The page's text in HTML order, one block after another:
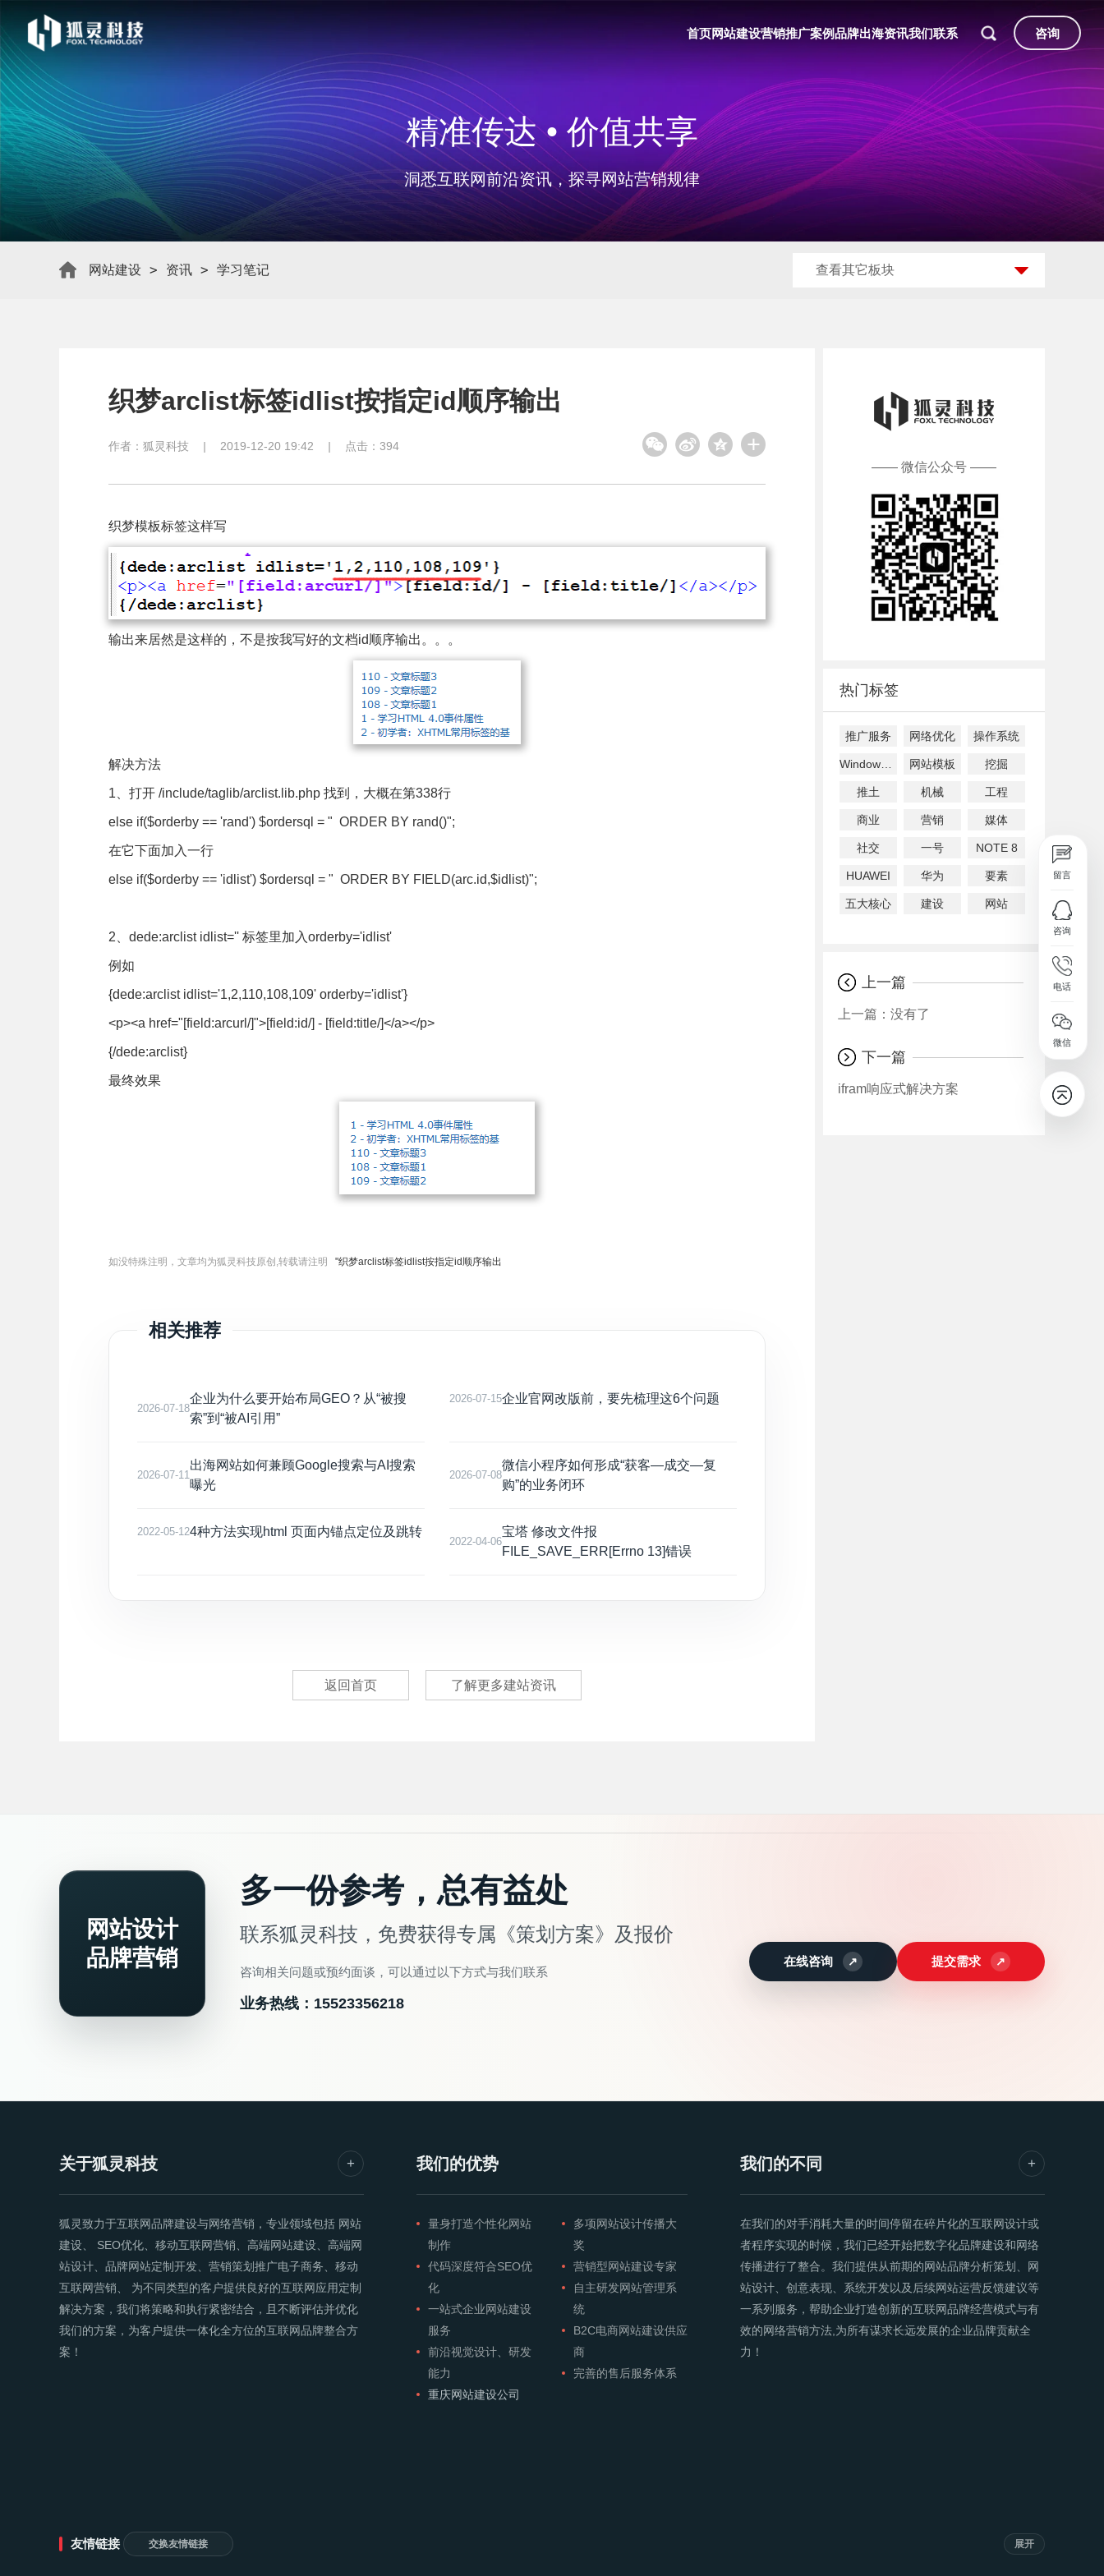
咨询
首页网站建设营销推广案例品牌出海资讯我们联系
精准传达 • 价值共享
洞悉互联网前沿资讯，探寻网站营销规律
网站建设 > 资讯 > 学习笔记 查看其它板块
织梦arclist标签idlist按指定id顺序输出
作者： 狐灵科技 | 2019-12-20 19:42 | 点击： 394
织梦模板标签这样写
输出来居然是这样的，不是按我写好的文档id顺序输出。。。
解决方法
1、打开 /include/taglib/arclist.lib.php 找到，大概在第338行
else if($orderby == 'rand') $ordersql = " ORDER BY rand()";
在它下面加入一行
else if($orderby == 'idlist') $ordersql = " ORDER BY FIELD(arc.id,$idlist)";
2、dede:arclist idlist='' 标签里加入orderby='idlist'
例如
{dede:arclist idlist='1,2,110,108,109' orderby='idlist'}
<p><a href="[field:arcurl/]">[field:id/] - [field:title/]</a></p>
{/dede:arclist}
最终效果
如没特殊注明，文章均为狐灵科技原创,转载请注明 "织梦arclist标签idlist按指定id顺序输出
相关推荐
2026-07-18
企业为什么要开始布局GEO？从“被搜
索”到“被AI引用”
2026-07-15企业官网改版前，要先梳理这6个问题
2026-07-11
出海网站如何兼顾Google搜索与AI搜索
曝光
2026-07-08
微信小程序如何形成“获客—成交—复
购”的业务闭环
2022-05-124种方法实现html 页面内锚点定位及跳转
2022-04-06
宝塔 修改文件报
FILE_SAVE_ERR[Errno 13]错误
返回首页 了解更多建站资讯
—— 微信公众号 ——
热门标签
推广服务 网络优化 操作系统
网站模板 挖掘
推土 机械 工程
商业 营销 媒体
社交 一号 NOTE 8
HUAWEI 华为 要素
五大核心 建设 网站
上一篇
上一篇：没有了
下一篇
ifram响应式解决方案
网站设计
品牌营销
多一份参考，总有益处
联系狐灵科技，免费获得专属《策划方案》及报价
咨询相关问题或预约面谈，可以通过以下方式与我们联系
业务热线： 15523356218
在线咨询 提交需求
关于狐灵科技 +
狐灵致力于互联网品牌建设与网络营销，专业领域包括 网站
建设
SEO优化 、移动互联网营销、 高端网站建设 、高端网
站设计、品牌网站定制开发、营销策划推广电子商务、移动
互联网营销、 为不同类型的客户提供良好的互联网应用定制
解决方案，我们将策略和执行紧密结合，且不断评估并优化
我们的方案，为客户提供一体化全方位的互联网品牌整合方
案！
我们的优势
量身打造个性化网站
制作
代码深度符合SEO优
化
一站式企业网站建设
服务
前沿视觉设计、研发
能力
重庆网站建设公司
多项网站设计传播大
奖
营销型网站建设专家
自主研发网站管理系
统
B2C电商网站建设供应
商
完善的售后服务体系
我们的不同 +
在我们的对手消耗大量的时间停留在碎片化的互联网设计或
者程序实现的时候，我们已经开始把数字化品牌建设和网络
传播进行了整合。我们提供从前期的网站品牌分析策划、网
站设计、创意表现、系统开发以及后续网站运营反馈建议等
一系列服务，帮助企业打造创新的互联网品牌经营模式与有
效的网络营销方法,为所有谋求长远发展的企业品牌贡献全
力！
友情链接 交换友情链接 展开